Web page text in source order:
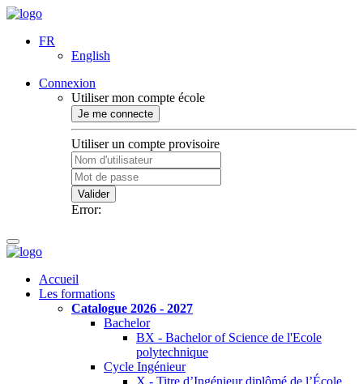
FR
English
Connexion
Utiliser mon compte école
Je me connecte
Utiliser un compte provisoire
Valider
Error:
Accueil
Les formations
Catalogue 2026 - 2027
Bachelor
BX - Bachelor of Science de l'Ecole
polytechnique
Cycle Ingénieur
X - Titre d’Ingénieur diplômé de l’École